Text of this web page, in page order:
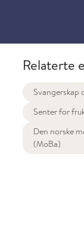
Relaterte
Svangerskap
Senter for
Den norske
(MoBa)